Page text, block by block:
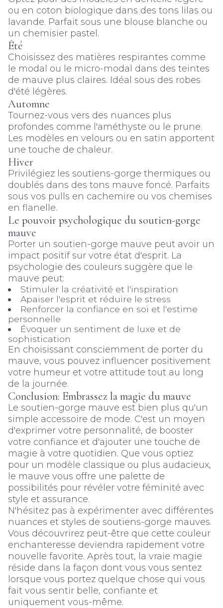
ou en coton biologique dans des tons lilas ou
lavande. Parfait sous une blouse blanche ou
un chemisier pastel.
Été
Choisissez des matières respirantes comme
le modal ou le micro-modal dans des teintes
de mauve plus claires. Idéal sous des robes
d'été légères.
Automne
Tournez-vous vers des nuances plus
profondes comme l'améthyste ou le prune.
Les modèles en velours ou en satin apportent
une touche de chaleur.
Hiver
Privilégiez les soutiens-gorge thermiques ou
doublés dans des tons mauve foncé. Parfaits
sous vos pulls en cachemire ou vos chemises
en flanelle.
Le pouvoir psychologique du soutien-gorge
mauve
Porter un soutien-gorge mauve peut avoir un
impact positif sur votre état d'esprit. La
psychologie des couleurs suggère que le
mauve peut:
Stimuler la créativité et l'inspiration
Apaiser l'esprit et réduire le stress
Renforcer la confiance en soi et l'estime
personnelle
Évoquer un sentiment de luxe et de
sophistication
En choisissant consciemment de porter du
mauve, vous pouvez influencer positivement
votre humeur et votre attitude tout au long
de la journée.
Conclusion: Embrassez la magie du mauve
Le soutien-gorge mauve est bien plus qu'un
simple accessoire de mode. C'est un moyen
d'exprimer votre personnalité, de booster
votre confiance et d'ajouter une touche de
magie à votre quotidien. Que vous optiez
pour un modèle classique ou plus audacieux,
le mauve vous offre une palette de
possibilités pour révéler votre féminité avec
style et assurance.
N'hésitez pas à expérimenter avec différentes
nuances et styles de soutiens-gorge mauves.
Vous découvrirez peut-être que cette couleur
enchanteresse deviendra rapidement votre
nouvelle favorite. Après tout, la vraie magie
réside dans la façon dont vous vous sentez
lorsque vous portez quelque chose qui vous
fait vous sentir belle, confiante et
uniquement vous-même.